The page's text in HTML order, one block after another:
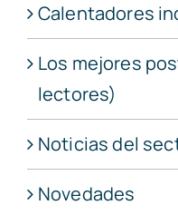
Calentadores
Los mejores
lectores)
Noticias del
Novedades